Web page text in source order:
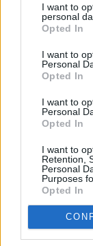
I want to
personal
Opted In
I want to
Personal
Opted In
I want to
Personal
Opted In
I want to
Retention,
Personal
Purposes
Opted In